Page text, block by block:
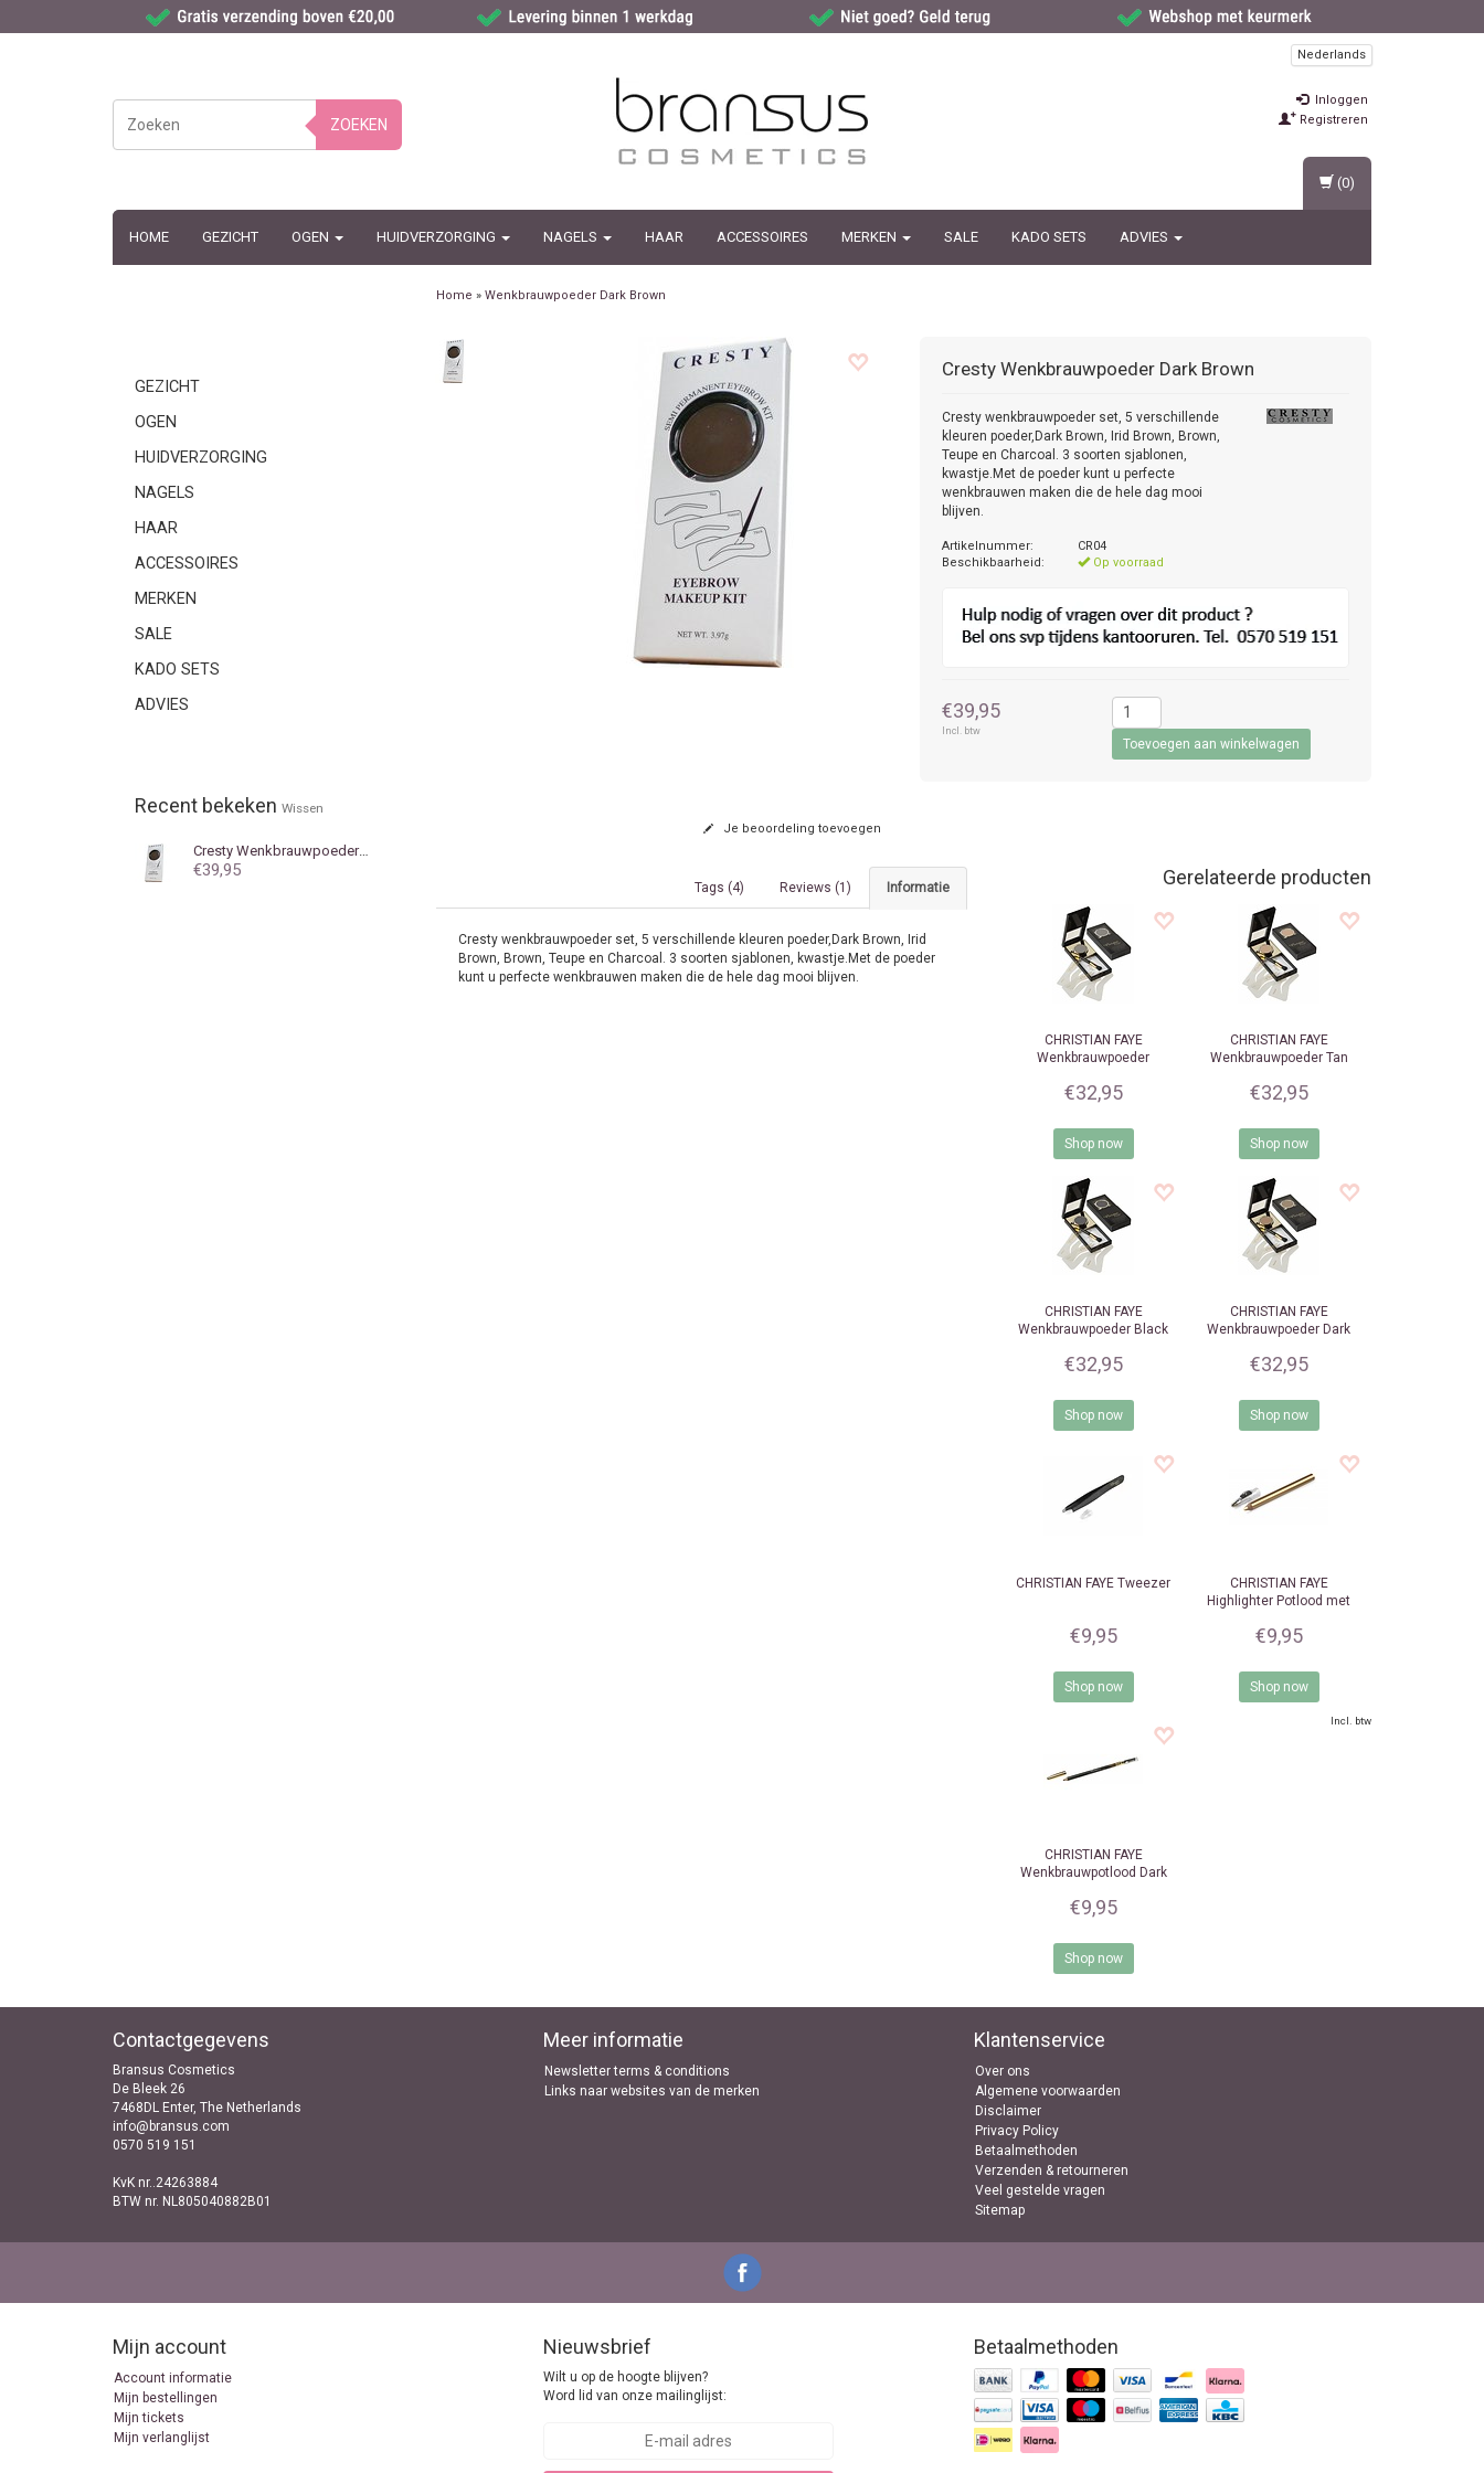
ZOEKEN
Nederlands
Inloggen
Registreren
HOME GEZICHT OGEN HUIDVERZORGING NAGELS HAAR ACCESSOIRES MERKEN SALE KADO SETS ADVIES
(0)
GEZICHT
OGEN
HUIDVERZORGING
NAGELS
HAAR
ACCESSOIRES
MERKEN
SALE
KADO SETS
ADVIES
Recent bekeken Wissen
Cresty Wenkbrauwpoeder Dark Brown
€39,95
Home » Wenkbrauwpoeder Dark Brown
Cresty Wenkbrauwpoeder Dark Brown
Cresty wenkbrauwpoeder set, 5 verschillende
kleuren poeder,Dark Brown, Irid Brown, Brown,
Teupe en Charcoal. 3 soorten sjablonen,
kwastje.Met de poeder kunt u perfecte
wenkbrauwen maken die de hele dag mooi
blijven.
Artikelnummer:
CR04
Beschikbaarheid:
Op voorraad
€39,95
Incl. btw
Je beoordeling toevoegen
Informatie
Reviews (1)
Tags (4)
Cresty wenkbrauwpoeder set, 5 verschillende kleuren poeder,Dark Brown, Irid
Brown, Brown, Teupe en Charcoal. 3 soorten sjablonen, kwastje.Met de poeder
kunt u perfecte wenkbrauwen maken die de hele dag mooi blijven.
Gerelateerde producten
CHRISTIAN FAYE
Wenkbrauwpoeder
€32,95
Shop now
CHRISTIAN FAYE
Wenkbrauwpoeder Tan
€32,95
Shop now
CHRISTIAN FAYE
Wenkbrauwpoeder Black
€32,95
Shop now
CHRISTIAN FAYE
Wenkbrauwpoeder Dark
€32,95
Shop now
CHRISTIAN FAYE Tweezer
€9,95
Shop now
CHRISTIAN FAYE
Highlighter Potlood met
€9,95
Shop now
CHRISTIAN FAYE
Wenkbrauwpotlood Dark
€9,95
Shop now
Incl. btw
Contactgegevens
Bransus Cosmetics
De Bleek 26
7468DL Enter, The Netherlands
info@bransus.com
0570 519 151
KvK nr..24263884
BTW nr. NL805040882B01
Meer informatie
Newsletter terms & conditions
Links naar websites van de merken
Klantenservice
Over ons
Algemene voorwaarden
Disclaimer
Privacy Policy
Betaalmethoden
Verzenden & retourneren
Veel gestelde vragen
Sitemap
Mijn account
Account informatie
Mijn bestellingen
Mijn tickets
Mijn verlanglijst
Nieuwsbrief
Wilt u op de hoogte blijven?
Word lid van onze mailinglijst:
Betaalmethoden